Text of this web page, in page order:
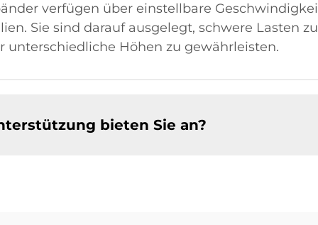
verfügen über einstellbare
Sie sind darauf ausgelegt, schwere Lasten
unterschiedliche Höhen zu gewährleisten.
bieten Sie an?